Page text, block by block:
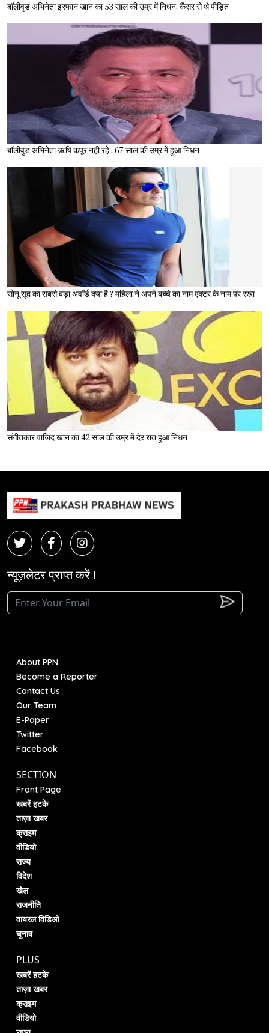
बॉलीवुड अभिनेता इरफान खान का 53 साल की उम्र में निधन, कैंसर से थे पीड़ित
बॉलीवुड अभिनेता ऋषि कपूर नहीं रहे , 67 साल की उम्र में हुआ निधन
सोनू सूद का सबसे बड़ा अवॉर्ड क्या है ? महिला ने अपने बच्चे का नाम एक्टर के नाम पर रखा
संगीतकार वाजिद खान का 42 साल की उम्र में देर रात हुआ निधन
न्यूज़लेटर प्राप्त करें !
About PPN
Become a Reporter
Contact Us
Our Team
E-Paper
Twitter
Facebook
SECTION
Front Page
खबरें हटके
ताज़ा खबर
क्राइम
वीडियो
राज्य
विदेश
खेल
राजनीति
वायरल विडिओ
चुनाव
PLUS
खबरें हटके
ताज़ा खबर
क्राइम
वीडियो